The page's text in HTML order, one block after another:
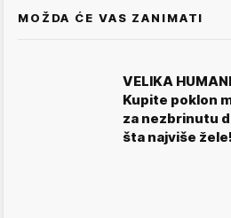
MOŽDA ĆE VAS ZANIMATI
VELIKA
Kupite poklon
za nezbrinutu
šta najviše žele!